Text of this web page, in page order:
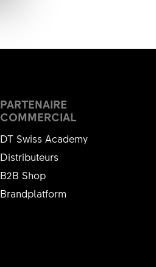
PARTENAIRE
COMMERCIAL
DT Swiss Academy
Distributeurs
B2B Shop
Brandplatform